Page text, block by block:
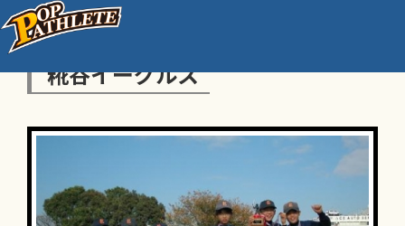
糀谷イーグルス